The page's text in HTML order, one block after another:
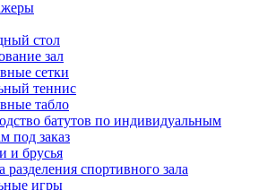
стол
зал
сетки
теннис
табло
батутов по индивидуальным
под заказ
и брусья
разделения спортивного зала
игры